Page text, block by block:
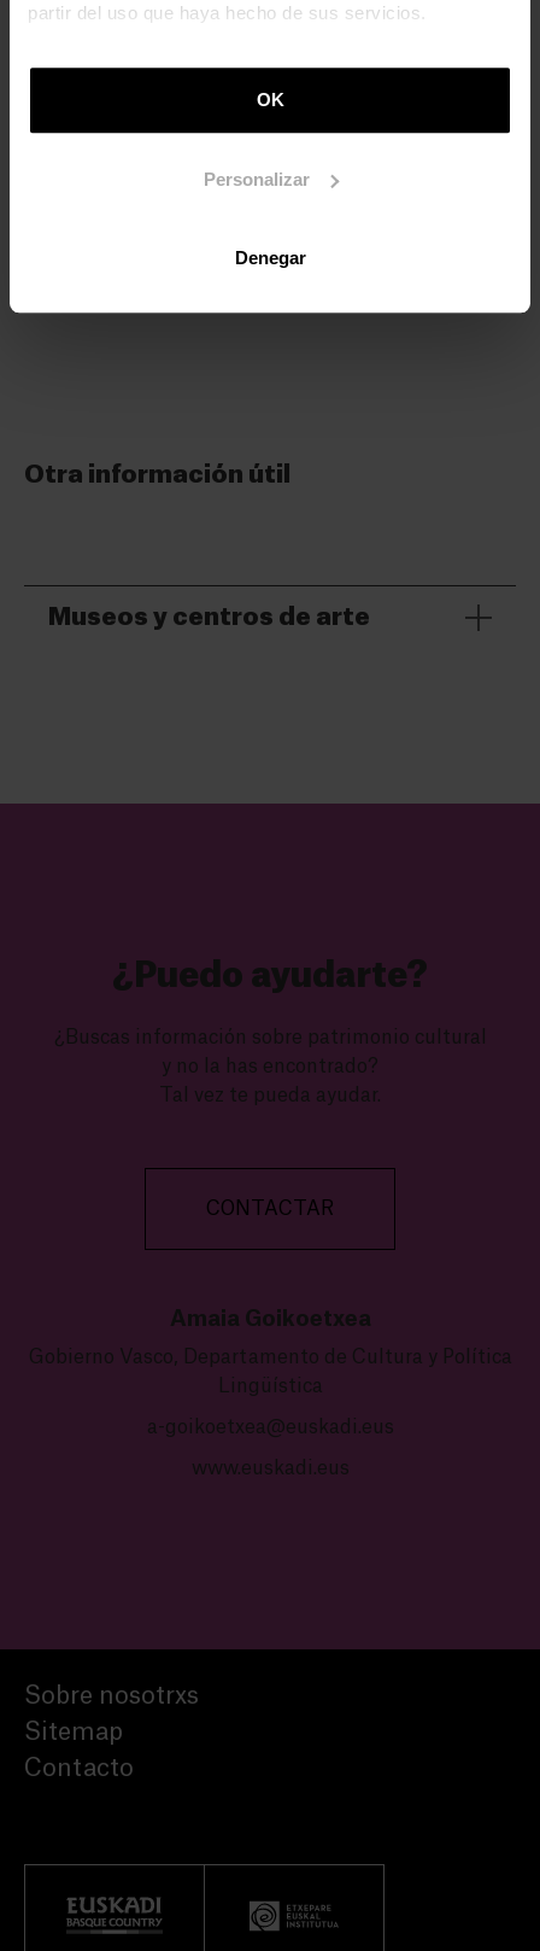
partir del uso que haya hecho de sus servicios.
OK
Personalizar
Denegar
información sobre los principales espacios
Otra información útil
Museos y centros de arte
¿Puedo ayudarte?
¿Buscas información sobre patrimonio cultural
y no la has encontrado?
Tal vez te pueda ayudar.
CONTACTAR
Amaia Goikoetxea
Gobierno Vasco, Departamento de Cultura y Política
Lingüística
a-goikoetxea@euskadi.eus
www.euskadi.eus
Sobre nosotrxs
Sitemap
Contacto